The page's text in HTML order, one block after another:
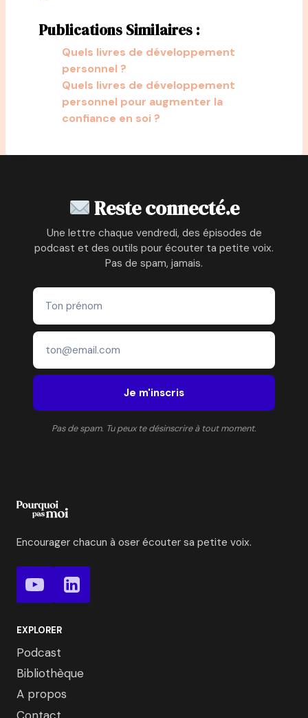
Publications Similaires :
Quels livres de développement
personnel ?
Quels livres de développement
personnel pour augmenter la
confiance en soi ?
Reste connecté.e
Une lettre chaque vendredi, des épisodes de
podcast et des outils pour écouter ta petite voix.
Pas de spam, jamais.
Je m'inscris
Pas de spam. Tu peux te désinscrire à tout moment.
Encourager chacun à oser écouter sa petite voix.
EXPLORER
Podcast
Bibliothèque
A propos